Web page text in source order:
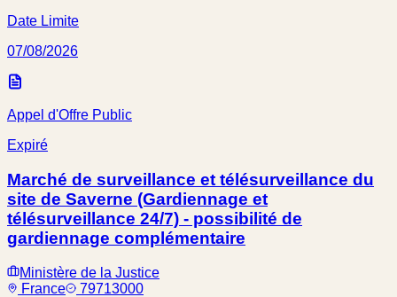
Date Limite
07/08/2026
Appel d'Offre Public
Expiré
Marché de surveillance et télésurveillance du
site de Saverne (Gardiennage et
télésurveillance 24/7) - possibilité de
gardiennage complémentaire
Ministère de la Justice
France
79713000